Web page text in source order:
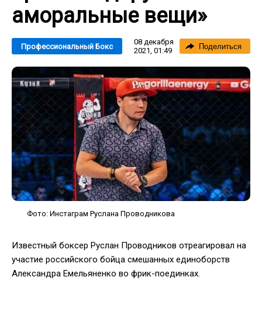
аморальные вещи»
Профессиональный Бокс
08 декабря
2021, 01:49
Поделиться
Фото: Инстаграм Руслана Проводникова
Известный боксер Руслан Проводников отреагировал на
участие российского бойца смешанных единоборств
Александра Емельяненко во фрик-поединках.